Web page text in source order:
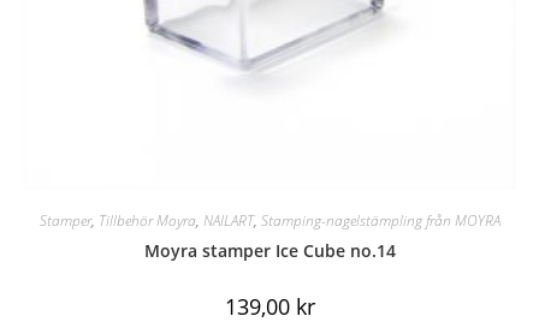
Stamper, Tillbehör Moyra, NAILART, Stamping-nagelstämpling från MOYRA
Moyra stamper Ice Cube no.14
139,00 kr